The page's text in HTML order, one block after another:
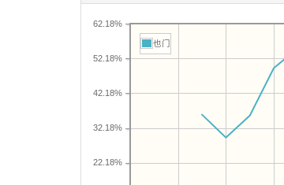
22.18%
32.18%
42.18%
52.18%
62.18%
也门